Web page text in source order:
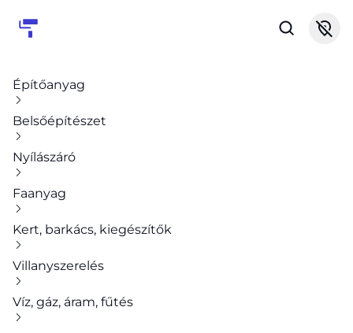
Építőanyag
Belsőépítészet
Nyílászáró
Faanyag
Kert, barkács, kiegészítők
Villanyszerelés
Víz, gáz, áram, fűtés